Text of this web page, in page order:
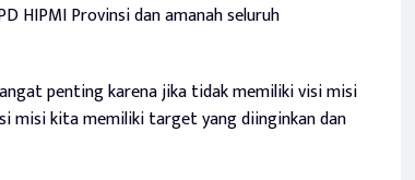
HIPMI Provinsi dan amanah seluruh
penting karena jika tidak memiliki visi misi
misi kita memiliki target yang diinginkan dan